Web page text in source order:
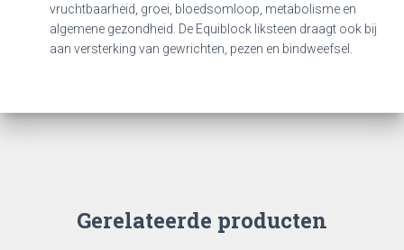
vruchtbaarheid, groei, bloedsomloop, metabolisme en
algemene gezondheid. De Equiblock liksteen draagt ook bij
aan versterking van gewrichten, pezen en bindweefsel.
Gerelateerde producten